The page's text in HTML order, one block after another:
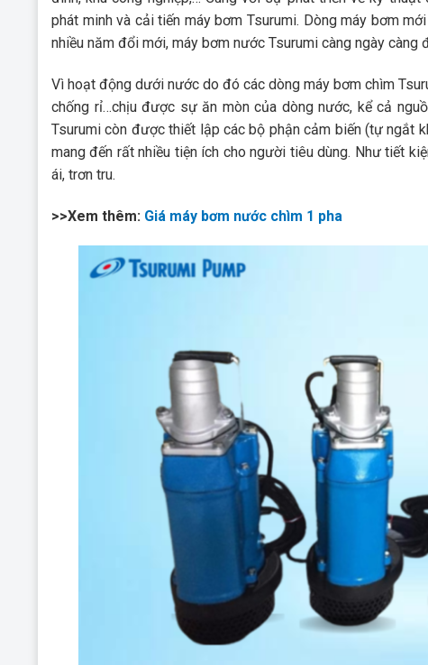
phát minh và cải tiến máy bơm Tsurumi. Dòng máy bơm
nhiều năm đổi mới, máy bơm nước Tsurumi càng ngày càng
Vì hoạt động dưới nước do đó các dòng máy bơm chìm
chống rỉ…chịu được sự ăn mòn của dòng nước, kể cả
Tsurumi còn được thiết lập các bộ phận cảm biến (tự
mang đến rất nhiều tiện ích cho người tiêu dùng. Như tiết
ái, trơn tru.
>>Xem thêm: Giá máy bơm nước chìm 1 pha